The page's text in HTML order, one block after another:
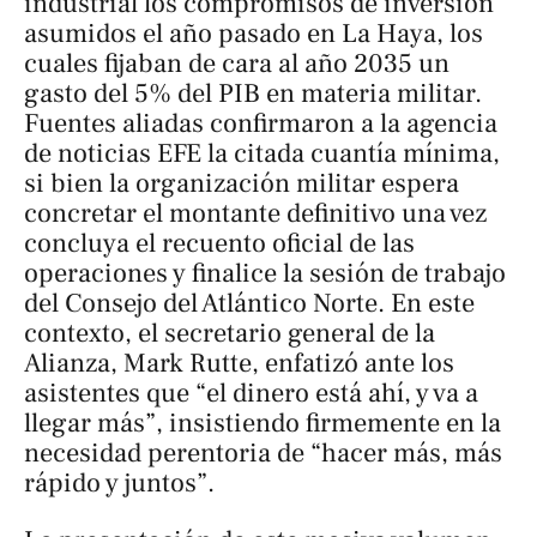
asumidos el año pasado en La Haya, los
cuales fijaban de cara al año 2035 un
gasto del 5% del PIB en materia militar.
Fuentes aliadas confirmaron a la agencia
de noticias EFEla citada cuantía mínima,
si bien la organización militar espera
concretar el montante definitivo una vez
concluya el recuento oficial de las
operaciones y finalice la sesión de trabajo
del Consejo del Atlántico Norte. En este
contexto, el secretario general de la
Alianza, Mark Rutte, enfatizó ante los
asistentes que “el dinero está ahí, y va a
llegar más”, insistiendo firmemente en la
necesidad perentoria de “hacer más, más
rápido y juntos”.